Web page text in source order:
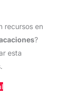
recursos en
?
esta